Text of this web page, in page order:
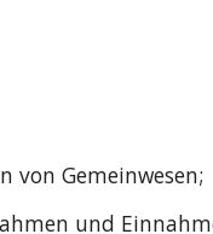
von Gemeinwesen;
und